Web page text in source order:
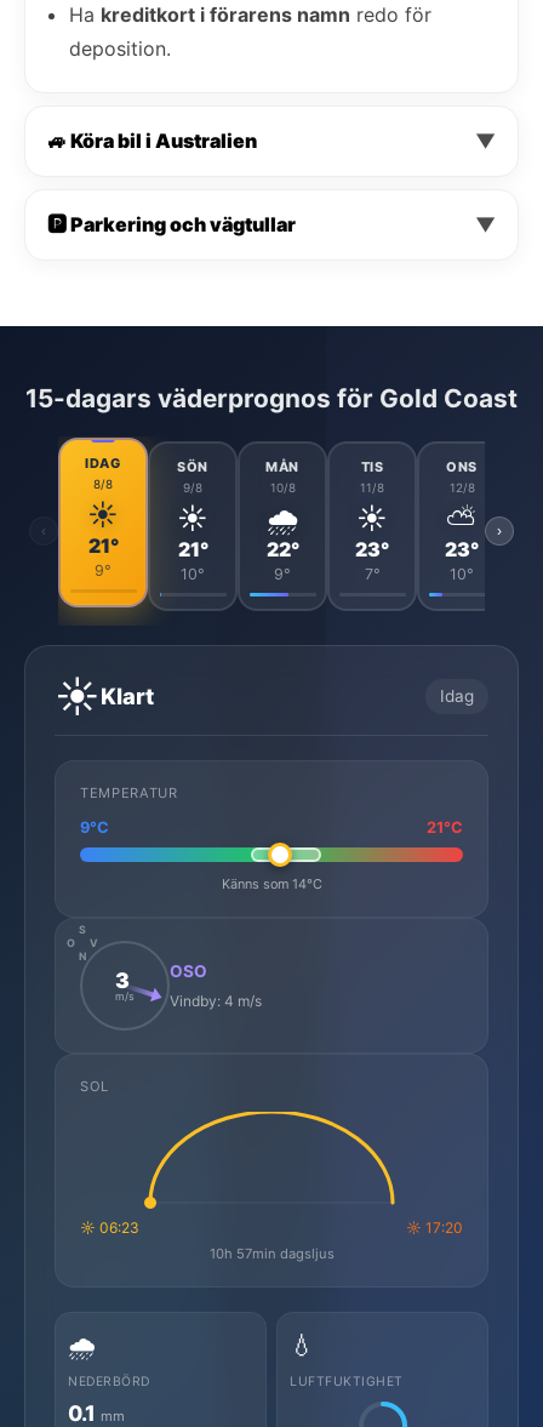
Ha kreditkort i förarens namn redo för
deposition.
🚙 Köra bil i Australien ▼
🅿️ Parkering och vägtullar ▼
15-dagars väderprognos för Gold Coast
‹
IDAG
8/8
☀️
21°
9°
SÖN
9/8
☀️
21°
10°
MÅN
10/8
🌧️
22°
9°
TIS
11/8
☀️
23°
7°
ONS
12/8
⛅
23°
10°
›
☀️Klart Idag
TEMPERATUR
9°C 21°C
Känns som 14°C
N
S
O
V
3
m/s
OSO
Vindby: 4 m/s
SOL
☼ 06:23 ☼ 17:20
10h 57min dagsljus
🌧️
NEDERBÖRD
0.1 mm
💧
LUFTFUKTIGHET